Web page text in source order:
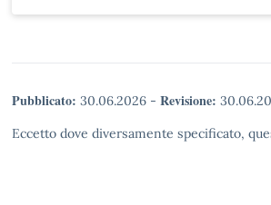
Pubblicato: 30.06.2026 - Revisione:
Eccetto dove diversamente specificato,